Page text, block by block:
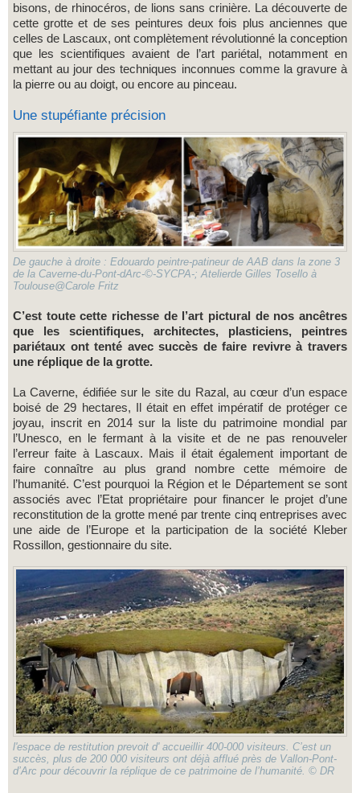
bisons, de rhinocéros, de lions sans crinière. La découverte de
cette grotte et de ses peintures deux fois plus anciennes que
celles de Lascaux, ont complètement révolutionné la conception
que les scientifiques avaient de l’art pariétal, notamment en
mettant au jour des techniques inconnues comme la gravure à
la pierre ou au doigt, ou encore au pinceau.
Une stupéfiante précision
De gauche à droite : Edouardo peintre-patineur de AAB dans la zone 3
de la Caverne-du-Pont-dArc-©-SYCPA-; Atelierde Gilles Tosello à
Toulouse@Carole Fritz
C’est toute cette richesse de l’art pictural de nos ancêtres
que les scientifiques, architectes, plasticiens, peintres
pariétaux ont tenté avec succès de faire revivre à travers
une réplique de la grotte.
La Caverne, édifiée sur le site du Razal, au cœur d’un espace
boisé de 29 hectares, Il était en effet impératif de protéger ce
joyau, inscrit en 2014 sur la liste du patrimoine mondial par
l’Unesco, en le fermant à la visite et de ne pas renouveler
l’erreur faite à Lascaux. Mais il était également important de
faire connaître au plus grand nombre cette mémoire de
l’humanité. C’est pourquoi la Région et le Département se sont
associés avec l’Etat propriétaire pour financer le projet d’une
reconstitution de la grotte mené par trente cinq entreprises avec
une aide de l’Europe et la participation de la société Kleber
Rossillon, gestionnaire du site.
l'espace de restitution prevoit d' accueillir 400-000 visiteurs. C’est un
succès, plus de 200 000 visiteurs ont déjà afflué près de Vallon-Pont-
d’Arc pour découvrir la réplique de ce patrimoine de l’humanité. © DR